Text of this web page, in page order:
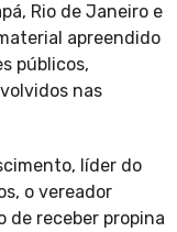
Rio de Janeiro e
apreendido
públicos,
nas
líder do
o vereador
de receber propina